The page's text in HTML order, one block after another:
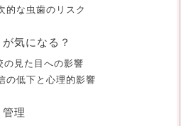
的な虫歯のリスク
気になる？
の見た目への影響
の低下と心理的影響
理